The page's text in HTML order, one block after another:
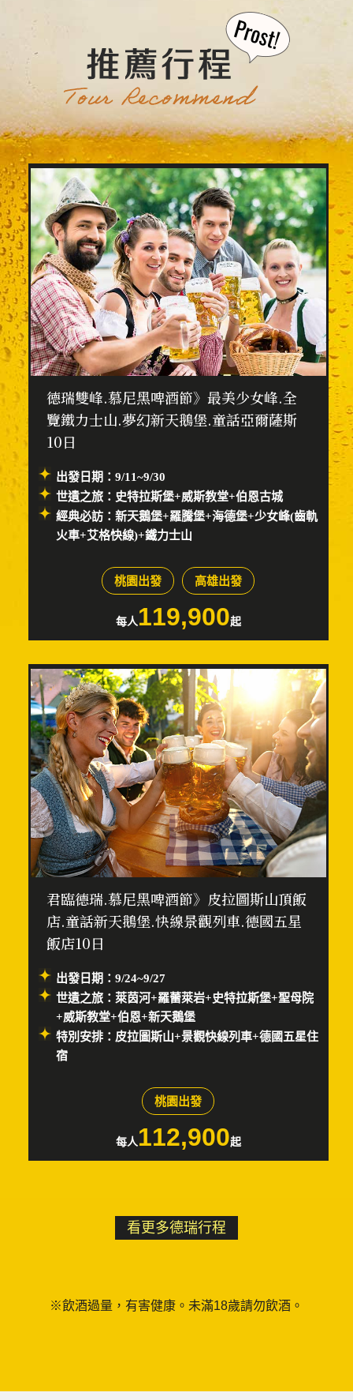
2026/9/19~10/4
前往朝聖.看行程
德瑞雙峰.慕尼黑啤酒節》最美少女峰.全
覽鐵力士山.夢幻新天鵝堡.童話亞爾薩斯
10日
出發日期：9/11~9/30
世遺之旅：史特拉斯堡+威斯教堂+伯恩古城
經典必訪：新天鵝堡+羅騰堡+海德堡+少女峰(齒軌
火車+艾格快線)+鐵力士山
桃園出發 高雄出發
每人119,900起
君臨德瑞.慕尼黑啤酒節》皮拉圖斯山頂飯
店.童話新天鵝堡.快線景觀列車.德國五星
飯店10日
出發日期：9/24~9/27
世遺之旅：萊茵河+羅蕾萊岩+史特拉斯堡+聖母院
+威斯教堂+伯恩+新天鵝堡
特別安排：皮拉圖斯山+景觀快線列車+德國五星住
宿
桃園出發
每人 112,900起
看更多德瑞行程
※飲酒過量，有害健康。未滿18歲請勿飲酒。